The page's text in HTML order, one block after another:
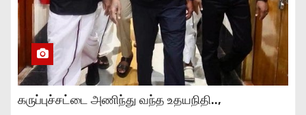
கருப்புச்சட்டை அணிந்து வந்த உதயநிதி..,